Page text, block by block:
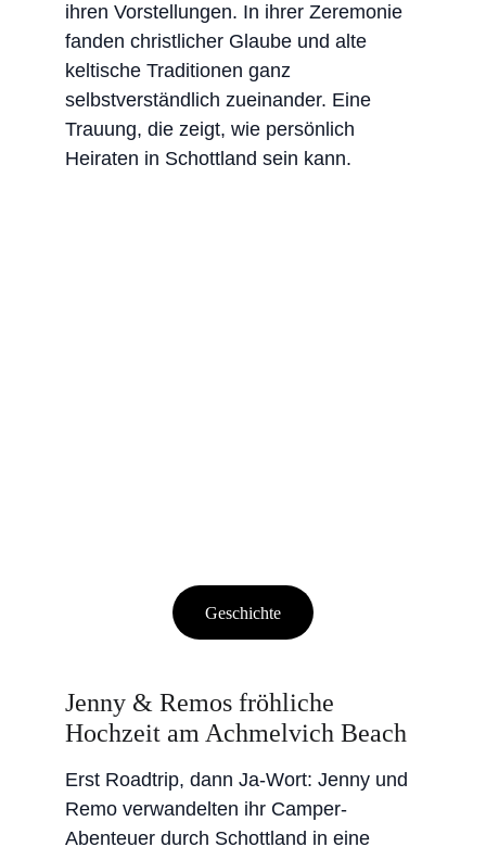
ihren Vorstellungen. In ihrer Zeremonie
fanden christlicher Glaube und alte
keltische Traditionen ganz
selbstverständlich zueinander. Eine
Trauung, die zeigt, wie persönlich
Heiraten in Schottland sein kann.
Geschichte
Jenny & Remos fröhliche
Hochzeit am Achmelvich Beach
Erst Roadtrip, dann Ja-Wort: Jenny und
Remo verwandelten ihr Camper-
Abenteuer durch Schottland in eine